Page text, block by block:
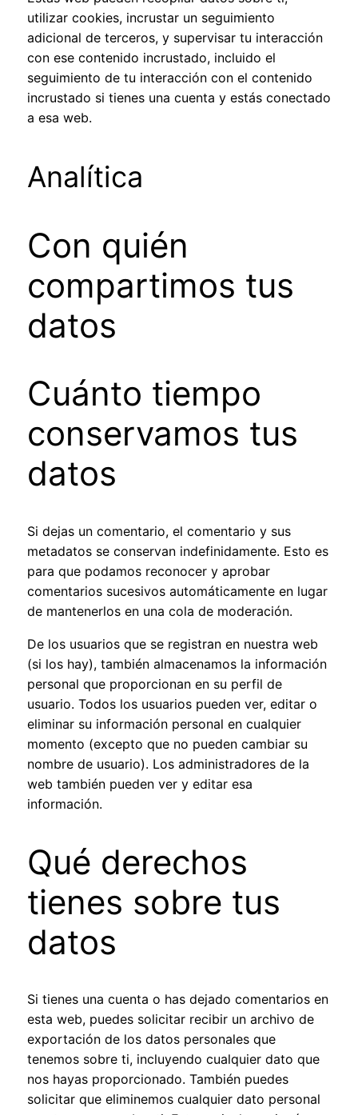
utilizar cookies, incrustar un seguimiento
adicional de terceros, y supervisar tu interacción
con ese contenido incrustado, incluido el
seguimiento de tu interacción con el contenido
incrustado si tienes una cuenta y estás conectado
a esa web.
Analítica
Con quién
compartimos tus
datos
Cuánto tiempo
conservamos tus
datos
Si dejas un comentario, el comentario y sus
metadatos se conservan indefinidamente. Esto es
para que podamos reconocer y aprobar
comentarios sucesivos automáticamente en lugar
de mantenerlos en una cola de moderación.
De los usuarios que se registran en nuestra web
(si los hay), también almacenamos la información
personal que proporcionan en su perfil de
usuario. Todos los usuarios pueden ver, editar o
eliminar su información personal en cualquier
momento (excepto que no pueden cambiar su
nombre de usuario). Los administradores de la
web también pueden ver y editar esa
información.
Qué derechos
tienes sobre tus
datos
Si tienes una cuenta o has dejado comentarios en
esta web, puedes solicitar recibir un archivo de
exportación de los datos personales que
tenemos sobre ti, incluyendo cualquier dato que
nos hayas proporcionado. También puedes
solicitar que eliminemos cualquier dato personal